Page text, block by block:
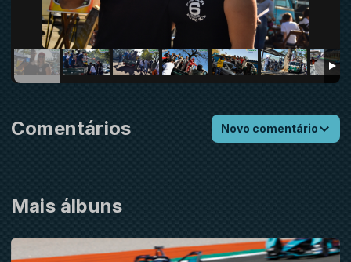
Mais álbuns
Comentários Novo comentário